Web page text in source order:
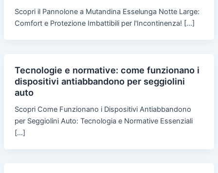
Scopri il Pannolone a Mutandina Esselunga Notte Large:
Comfort e Protezione Imbattibili per l'Incontinenza! […]
Tecnologie e normative: come funzionano i
dispositivi antiabbandono per seggiolini
auto
Scopri Come Funzionano i Dispositivi Antiabbandono
per Seggiolini Auto: Tecnologia e Normative Essenziali
[…]